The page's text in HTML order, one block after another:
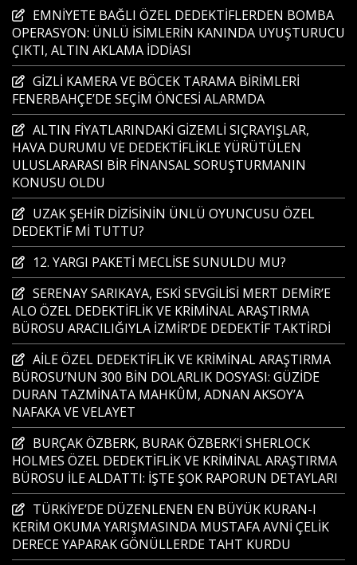
EMNİYETE BAĞLI ÖZEL DEDEKTİFLERDEN BOMBA
OPERASYON: ÜNLÜ İSİMLERİN KANINDA UYUŞTURUCU
ÇIKTI, ALTIN AKLAMA İDDİASI
GİZLİ KAMERA VE BÖCEK TARAMA BİRİMLERİ
FENERBAHÇE’DE SEÇİM ÖNCESİ ALARMDA
ALTIN FİYATLARINDAKİ GİZEMLİ SIÇRAYIŞLAR,
HAVA DURUMU VE DEDEKTİFLİKLE YÜRÜTÜLEN
ULUSLARARASI BİR FİNANSAL SORUŞTURMANIN
KONUSU OLDU
UZAK ŞEHİR DİZİSİNİN ÜNLÜ OYUNCUSU ÖZEL
DEDEKTİF Mİ TUTTU?
12. YARGI PAKETİ MECLİSE SUNULDU MU?
SERENAY SARIKAYA, ESKİ SEVGİLİSİ MERT DEMİR’E
ALO ÖZEL DEDEKTİFLİK VE KRİMİNAL ARAŞTIRMA
BÜROSU ARACILIĞIYLA İZMİR’DE DEDEKTİF TAKTİRDİ
AİLE ÖZEL DEDEKTİFLİK VE KRİMİNAL ARAŞTIRMA
BÜROSU’NUN 300 BİN DOLARLIK DOSYASI: GÜZİDE
DURAN TAZMİNATA MAHKÛM, ADNAN AKSOY’A
NAFAKA VE VELAYET
BURÇAK ÖZBERK, BURAK ÖZBERK’İ SHERLOCK
HOLMES ÖZEL DEDEKTİFLİK VE KRİMİNAL ARAŞTIRMA
BÜROSU İLE ALDATTI: İŞTE ŞOK RAPORUN DETAYLARI
TÜRKİYE’DE DÜZENLENEN EN BÜYÜK KURAN-I
KERİM OKUMA YARIŞMASINDA MUSTAFA AVNİ ÇELİK
DERECE YAPARAK GÖNÜLLERDE TAHT KURDU